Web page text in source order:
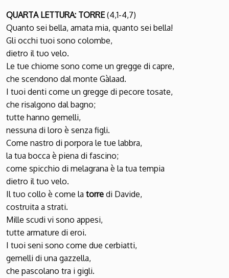
QUARTA LETTURA: TORRE(4,1-4,7)
Quanto sei bella, amata mia, quanto sei bella!
Gli occhi tuoi sono colombe,
dietro il tuo velo.
Le tue chiome sono come un gregge di capre,
che scendono dal monte Gàlaad.
I tuoi denti come un gregge di pecore tosate,
che risalgono dal bagno;
tutte hanno gemelli,
nessuna di loro è senza figli.
Come nastro di porpora le tue labbra,
la tua bocca è piena di fascino;
come spicchio di melagrana è la tua tempia
dietro il tuo velo.
Il tuo collo è come la torre di Davide,
costruita a strati.
Mille scudi vi sono appesi,
tutte armature di eroi.
I tuoi seni sono come due cerbiatti,
gemelli di una gazzella,
che pascolano tra i gigli.